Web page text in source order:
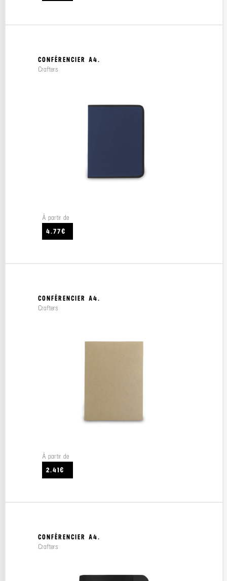
CONFÉRENCIER A4.
Crafters
À partir de
4.77€
CONFÉRENCIER A4.
Crafters
À partir de
2.41€
CONFÉRENCIER A4.
Crafters